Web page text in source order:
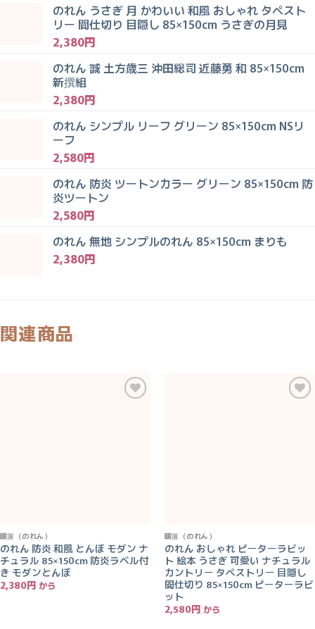
のれん うさぎ 月 かわいい 和風 おしゃれ タペスト
リー 間仕切り 目隠し 85×150cm うさぎの月見
2,380円
のれん 誠 土方歳三 沖田総司 近藤勇 和 85×150cm
新撰組
2,380円
のれん シンプル リーフ グリーン 85×150cm NSリ
ーフ
2,580円
のれん 防炎 ツートンカラー グリーン 85×150cm 防
炎ツートン
2,580円
のれん 無地 シンプルのれん 85×150cm まりも
2,380円
関連商品
暖簾（のれん）
のれん 防炎 和風 とんぼ モダン ナ
チュラル 85×150cm 防炎ラベル付
き モダンとんぼ
2,380円
暖簾（のれん）
のれん おしゃれ ピーターラビッ
ト 絵本 うさぎ 可愛い ナチュラル
カントリー タペストリー 目隠し
間仕切り 85×150cm ピーターラビ
ット
2,580円